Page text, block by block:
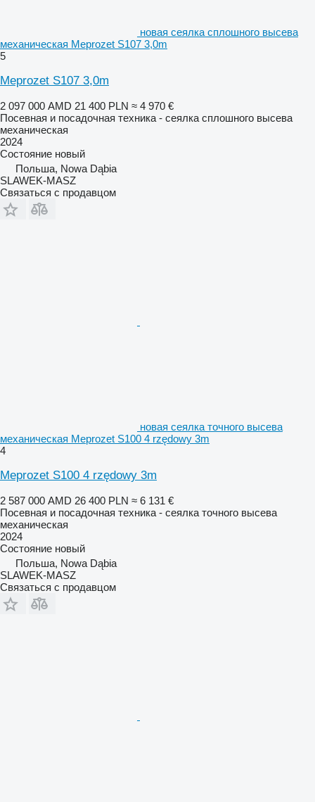
новая сеялка сплошного высева
механическая Meprozet S107 3,0m
5
Meprozet S107 3,0m
2 097 000 AMD 21 400 PLN ≈ 4 970 €
Посевная и посадочная техника - сеялка сплошного высева
механическая
2024
Состояние новый
Польша, Nowa Dąbia
SLAWEK-MASZ
Связаться с продавцом
новая сеялка точного высева
механическая Meprozet S100 4 rzędowy 3m
4
Meprozet S100 4 rzędowy 3m
2 587 000 AMD 26 400 PLN ≈ 6 131 €
Посевная и посадочная техника - сеялка точного высева
механическая
2024
Состояние новый
Польша, Nowa Dąbia
SLAWEK-MASZ
Связаться с продавцом